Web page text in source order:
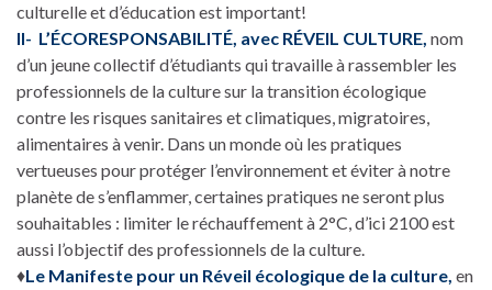
culturelle et d’éducation est important!
II- L’ÉCORESPONSABILITÉ, avec RÉVEIL CULTURE, nom
d’un jeune collectif d’étudiants qui travaille à rassembler les
professionnels de la culture sur la transition écologique
contre les risques sanitaires et climatiques, migratoires,
alimentaires à venir. Dans un monde où les pratiques
vertueuses pour protéger l’environnement et éviter à notre
planète de s’enflammer, certaines pratiques ne seront plus
souhaitables : limiter le réchauffement à 2°C, d’ici 2100 est
aussi l’objectif des professionnels de la culture.
♦Le Manifeste pour un Réveil écologique de la culture, en